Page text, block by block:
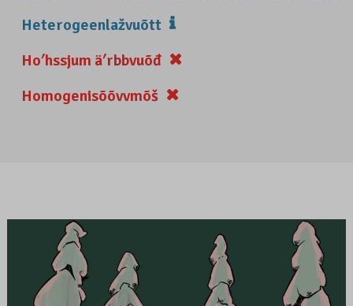
Heterogeenlažvuõtt
Hoʹhssjum äʹrbbvuõđ
Homogenisõõvvmõš